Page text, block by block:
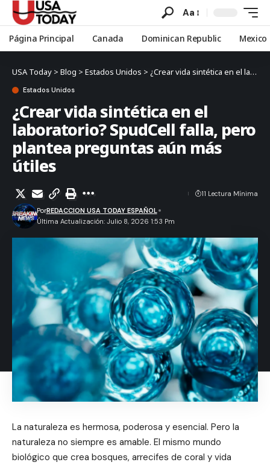
Aa
Página Principal Canada Dominican Republic Mexico
USA Today > Blog > Estados Unidos > ¿Crear vida sintética en el laboratorio? SpudCell falla, pero plantea preguntas aún más útiles
Estados Unidos
¿Crear vida sintética en el
laboratorio? SpudCell falla, pero
plantea preguntas aún más
útiles
Última Actualización: Julio 8, 2026 1:53 Pm
PorREDACCION USA TODAY ESPAÑOL
11 Lectura Mínima
La naturaleza es hermosa, poderosa y esencial. Pero la
naturaleza no siempre es amable. El mismo mundo
biológico que crea bosques, arrecifes de coral y vida